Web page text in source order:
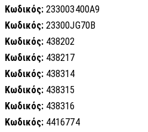
Κωδικός: 233003400A9
Κωδικός: 23300JG70B
Κωδικός: 438202
Κωδικός: 438217
Κωδικός: 438314
Κωδικός: 438315
Κωδικός: 438316
Κωδικός: 4416774